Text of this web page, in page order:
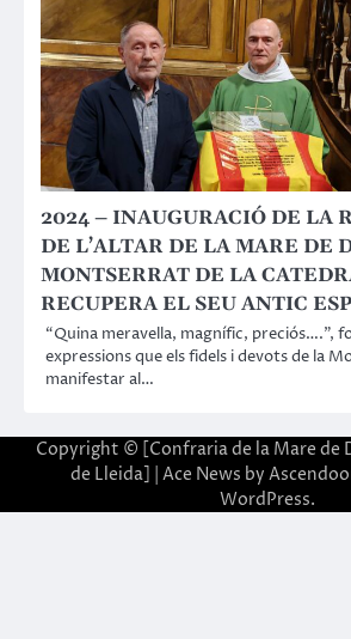
2024 – INAUGURACIÓ DE LA
DE L’ALTAR DE LA MARE DE
MONTSERRAT DE LA
RECUPERA EL SEU ANTIC
“Quina meravella, magnífic, preciós….”,
expressions que els fidels i devots de la
manifestar al…
Copyright © [Confraria de la Mare de
de Lleida] | Ace News by
WordPress.